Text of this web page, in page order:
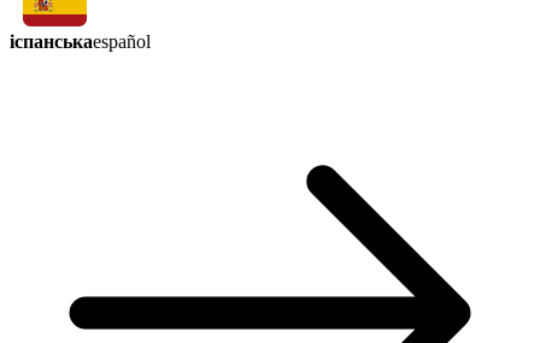
іспанськаespañol